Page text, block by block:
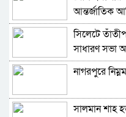
আন্তর্জাতিক
সিলেটে
সাধারণ সভা
নাগরপুরে
সালমান শাহ